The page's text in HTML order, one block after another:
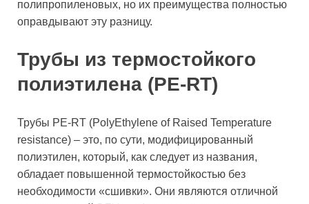
полипропиленовых, но их преимущества полностью
оправдывают эту разницу.
Трубы из термостойкого
полиэтилена (PE-RT)
Трубы PE-RT (PolyEthylene of Raised Temperature
resistance) – это, по сути, модифицированный
полиэтилен, который, как следует из названия,
обладает повышенной термостойкостью без
необходимости «сшивки». Они являются отличной